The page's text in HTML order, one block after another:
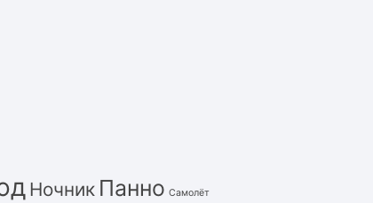
Ночник Панно Самолёт